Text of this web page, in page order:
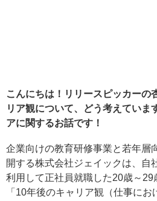
こんにちは！リリースピッカーの
リア観について、どう考えていま
アに関するお話です！
企業向けの教育研修事業と若年層
開する株式会社ジェイックは、自
利用して正社員就職した20歳～29
「10年後のキャリア観（仕事に